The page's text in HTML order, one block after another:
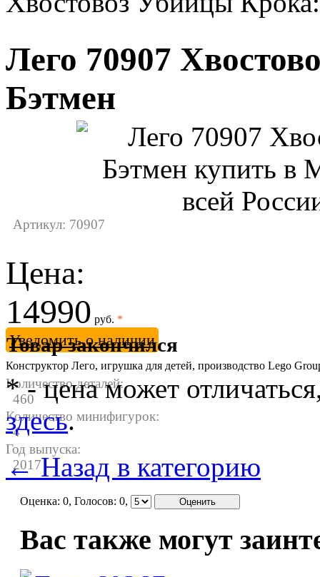
Лего 70907
Бэтмен
Артикул: 70907
Цена:
14990 руб. *
Товар закончился
Уведомить о наличии
Количество деталей:
460
Количество минифигурок:
4
Год выпуска:
2017
Конструктор Лего, игрушка для детей, производство Lego
* - цена может
здесь.
← Назад в категорию
Оценка: 0, Голосов: 0,
Вас также могут